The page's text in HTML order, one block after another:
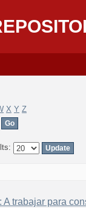
X Y Z
trabajar para